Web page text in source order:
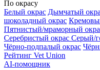
По окрасу
Белый окрас Дымчатый
шоколадный окрас
Пятнистый/мраморный
Серебристый окрас Серый/
Чёрно-подпалый окрас
Рейтинг Vet Union
AI-помощник